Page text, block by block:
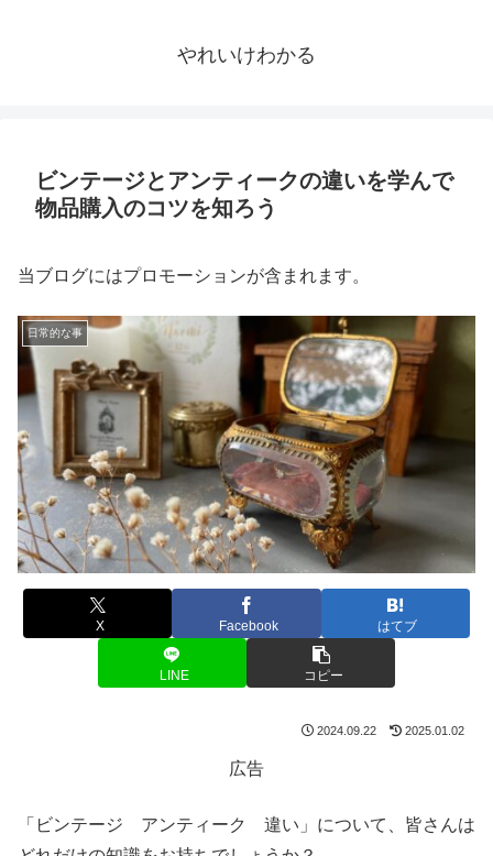
やれいけわかる
ビンテージとアンティークの違いを学んで
物品購入のコツを知ろう
当ブログにはプロモーションが含まれます。
日常的な事
X Facebook はてブ
LINE コピー
2024.09.22 2025.01.02
広告
「ビンテージ アンティーク 違い」について、皆さんは